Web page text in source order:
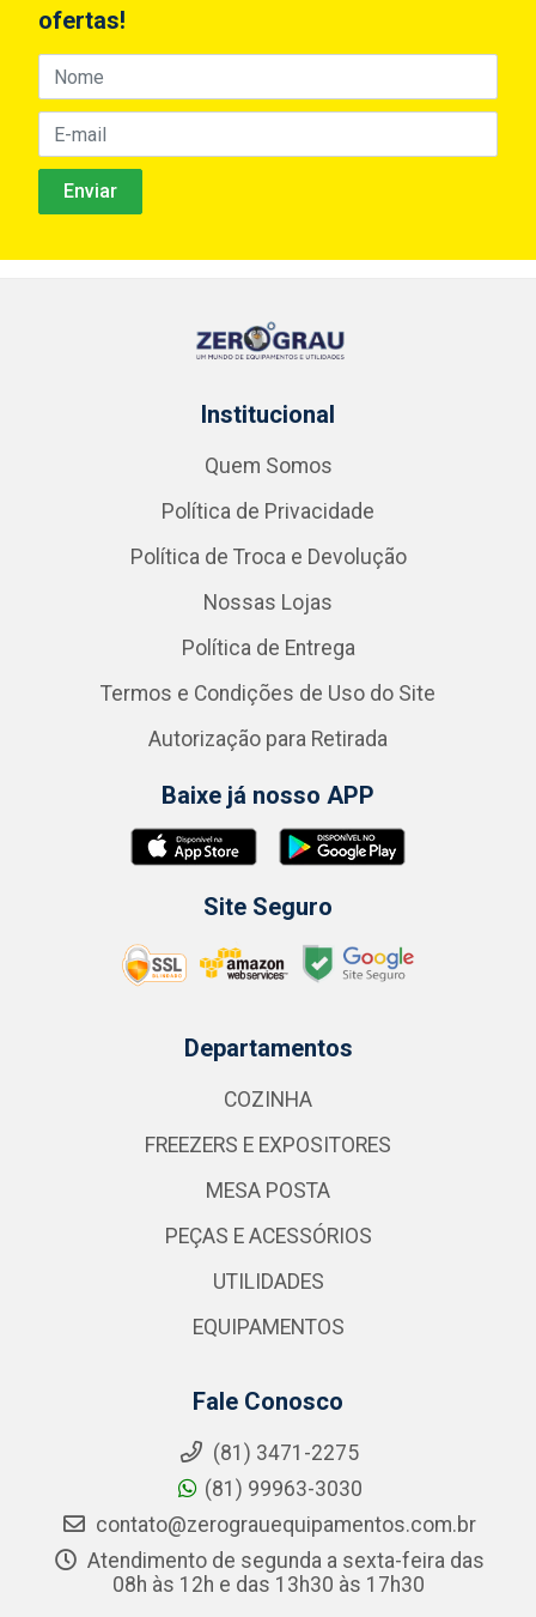
ofertas!
Institucional
Quem Somos
Política de Privacidade
Política de Troca e Devolução
Nossas Lojas
Política de Entrega
Termos e Condições de Uso do Site
Autorização para Retirada
Baixe já nosso APP
Site Seguro
Departamentos
COZINHA
FREEZERS E EXPOSITORES
MESA POSTA
PEÇAS E ACESSÓRIOS
UTILIDADES
EQUIPAMENTOS
Fale Conosco
(81) 3471-2275
(81) 99963-3030
contato@zerograuequipamentos.com.br
Atendimento de segunda a sexta-feira das
08h às 12h e das 13h30 às 17h30